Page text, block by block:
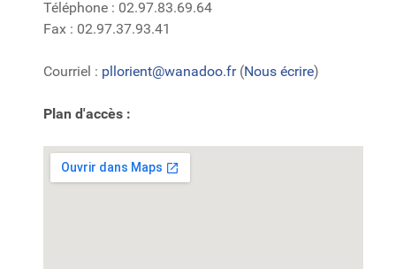
Téléphone : 02.97.83.69.64
Fax : 02.97.37.93.41
Courriel : pllorient@wanadoo.fr(Nous écrire)
Plan d'accès :